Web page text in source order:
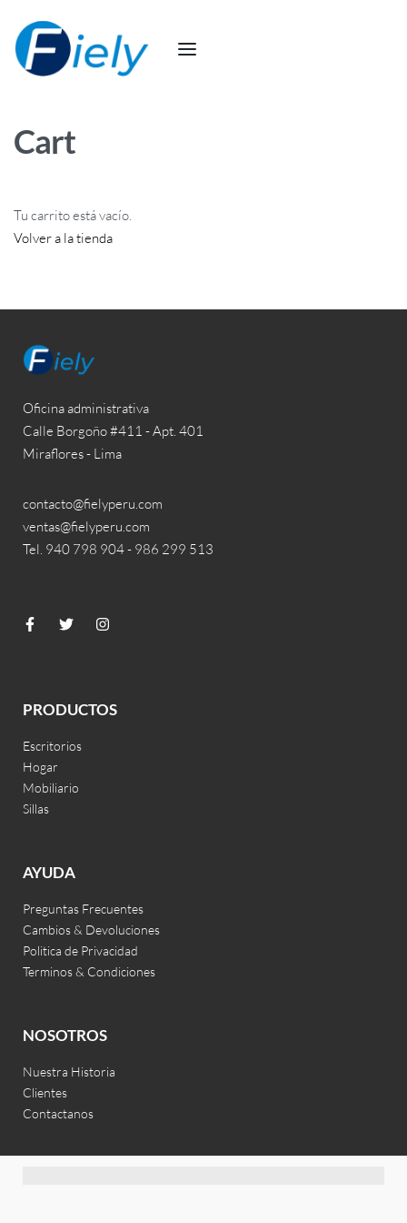
Cart
Tu carrito está vacío.
Volver a la tienda
Oficina administrativa
Calle Borgoño #411 - Apt. 401
Miraflores - Lima
contacto@fielyperu.com
ventas@fielyperu.com
Tel. 940 798 904 - 986 299 513
PRODUCTOS
Escritorios
Hogar
Mobiliario
Sillas
AYUDA
Preguntas Frecuentes
Cambios & Devoluciones
Politica de Privacidad
Terminos & Condiciones
NOSOTROS
Nuestra Historia
Clientes
Contactanos